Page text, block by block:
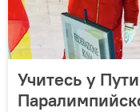
Учитесь у